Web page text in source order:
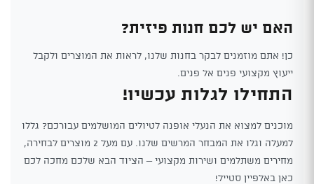
האם יש לכם חנות פיזית?
כן! אתם מוזמנים לבקר בחנות שלנו, לראות את המוצרים ולקבל
ייעוץ מקצועי פנים אל פנים.
התחילו לגלות עכשיו!
מוכנים למצוא את הנעלי אופנה לטיולים המושלמים עבורכם? גללו
למעלה וגלו את המבחר המרשים שלנו. עם מעל 2 מוצרים לבחירה,
מחירים משתלמים ושירות מקצועי – הציוד הבא שלכם מחכה לכם
כאן באלפיין סטייל!